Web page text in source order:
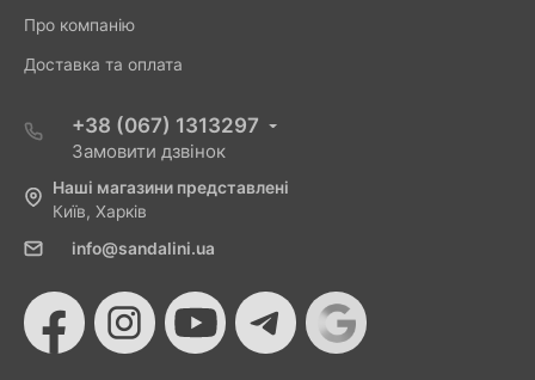
Про компанію
Доставка та оплата
+38 (067) 1313297
Замовити дзвінок
Наші магазини представлені
Київ, Харків
info@sandalini.ua